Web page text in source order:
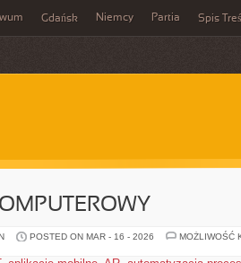
Gdańsk Niemcy Partia Spis
POSTED ON MAR - 16 - 2026
MOŻLIWOŚĆ